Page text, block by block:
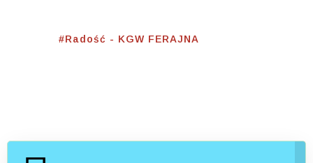
#Radość - KGW FERAJNA